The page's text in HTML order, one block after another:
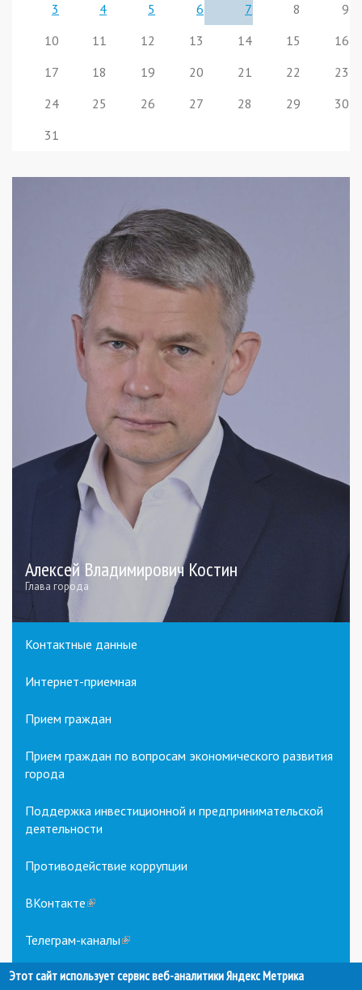
3
4 5 6 7 8
9
10
11 12 13 14 15
16
17
18 19 20 21 22
23
24
25 26 27 28 29
30
31
Алексей Владимирович Костин
Глава города
Контактные данные
Интернет-приемная
Прием граждан
Прием граждан по вопросам экономического развития
города
Поддержка инвестиционной и предпринимательской
деятельности
Противодействие коррупции
ВКонтакте(link
external)
Телеграм-каналы(link
external)
Этот сайт использует сервис веб-аналитики Яндекс Метрика